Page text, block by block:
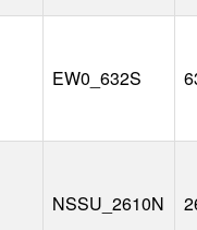
EW0_632S
NSSU_2610N